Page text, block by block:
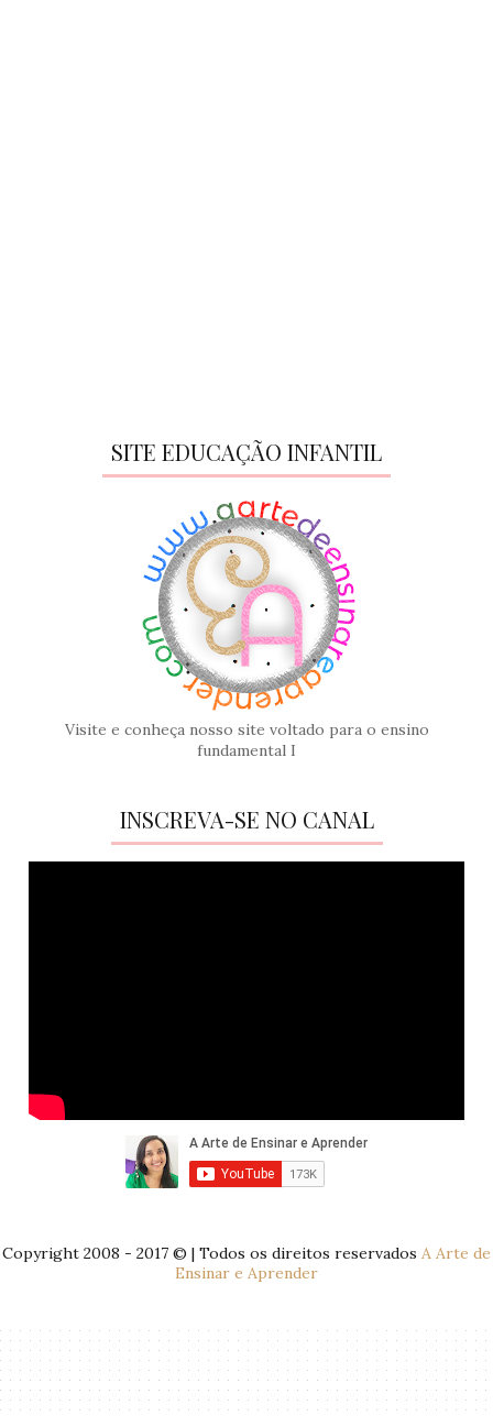
SITE EDUCAÇÃO INFANTIL
Visite e conheça nosso site voltado para o ensino
fundamental I
INSCREVA-SE NO CANAL
Copyright 2008 - 2017 © | Todos os direitos reservados A Arte de
Ensinar e Aprender